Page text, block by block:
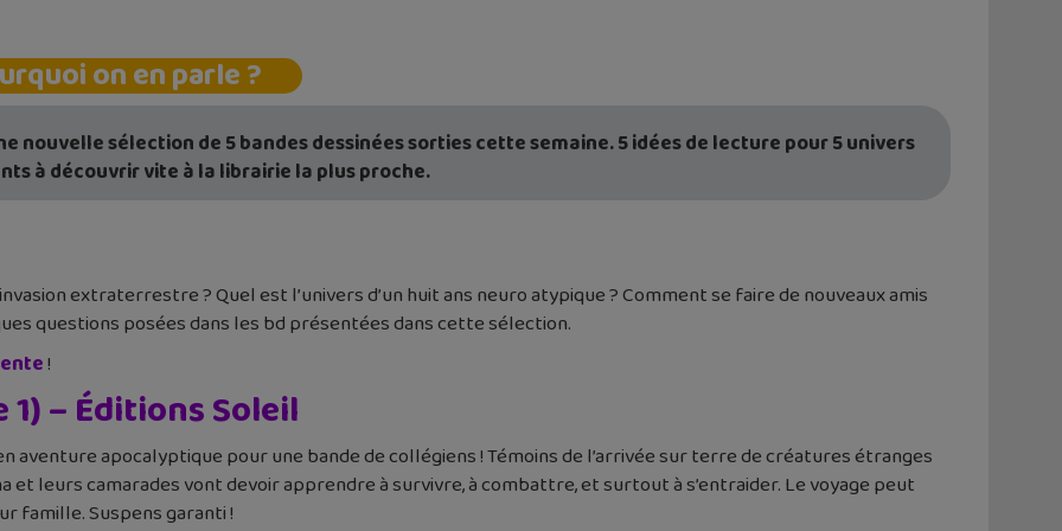
on en parle ?
nouvelle sélection de 5 bandes dessinées sorties cette semaine. 5 idées de lecture pour 5 univers
à découvrir vite à la librairie la plus proche.
extraterrestre ? Quel est l’univers d’un huit ans neuro atypique ? Comment se faire de nouveaux amis
questions posées dans les bd présentées dans cette sélection.
!
– Éditions Soleil
aventure apocalyptique pour une bande de collégiens ! Témoins de l’arrivée sur terre de créatures étranges
et leurs camarades vont devoir apprendre à survivre, à combattre, et surtout à s’entraider. Le voyage peut
famille. Suspens garanti !